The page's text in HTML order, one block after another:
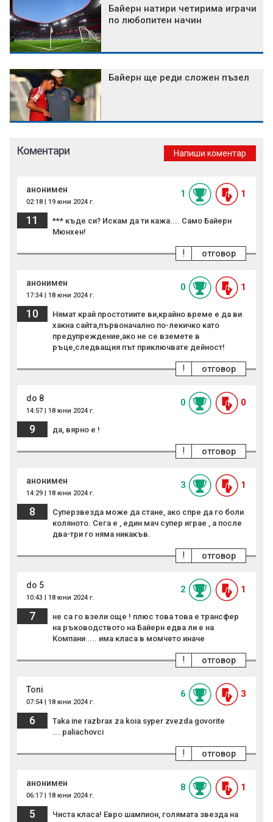
Байерн натири четирима играчи
по любопитен начин
Байерн ще реди сложен пъзел
Коментари Напиши коментар
анонимен
02:18 | 19 юни 2024 г.
1 1
11
*** къде си? Искам да ти кажа.... Само Байерн
Мюнхен!
отговор
!
анонимен
17:34 | 18 юни 2024 г.
0 1
10
Нямат край простотиите ви,крайно време е да ви
хакна сайта,първоначално по-лекичко като
предупреждение,ако не се вземете в
ръце,следващия път приключвате дейност!
отговор
!
do 8
14:57 | 18 юни 2024 г.
0 0
9 да, вярно е !
отговор
!
анонимен
14:29 | 18 юни 2024 г.
3 1
8
Суперзвезда може да стане, ако спре да го боли
коляното. Сега е , един мач супер играе , а после
два-три го няма никакъв.
отговор
!
do 5
10:43 | 18 юни 2024 г.
2 1
7
не са го взели още ! плюс това това е трансфер
на ръководството на Байерн едва ли е на
Компани .... има класа в момчето иначе
отговор
!
Toni
07:54 | 18 юни 2024 г.
6 3
6
Taka ine razbrax za koia syper zvezda govorite
....paliachovci
отговор
!
анонимен
06:17 | 18 юни 2024 г.
8 1
5
Чиста класа! Евро шампион, голямата звезда на